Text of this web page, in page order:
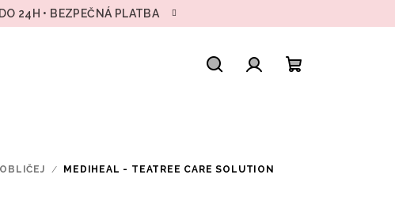
24H • BEZPEČNÁ PLATBA
/
MEDIHEAL - TEATREE CARE SOLUTION